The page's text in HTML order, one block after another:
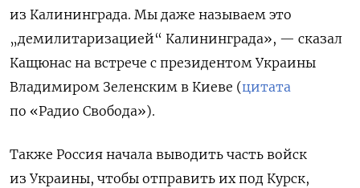
из Калининграда. Мы даже называем это
„демилитаризацией“ Калининграда», — сказал
Кащюнас на встрече с президентом Украины
Владимиром Зеленским в Киеве (цитата
по «Радио Свобода»).
Также Россия начала выводить часть войск
из Украины, чтобы отправить их под Курск,